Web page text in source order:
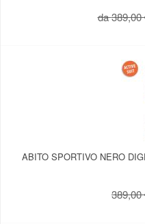
da389,00
ABITO SPORTIVO NERO
389,00